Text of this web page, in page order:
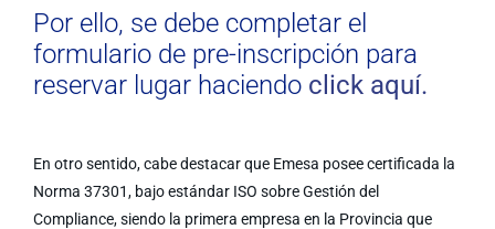
Por ello, se debe completar el
formulario de pre-inscripción para
reservar lugar haciendo click aquí.
En otro sentido, cabe destacar que Emesa posee certificada la
Norma 37301, bajo estándar ISO sobre Gestión del
Compliance, siendo la primera empresa en la Provincia que